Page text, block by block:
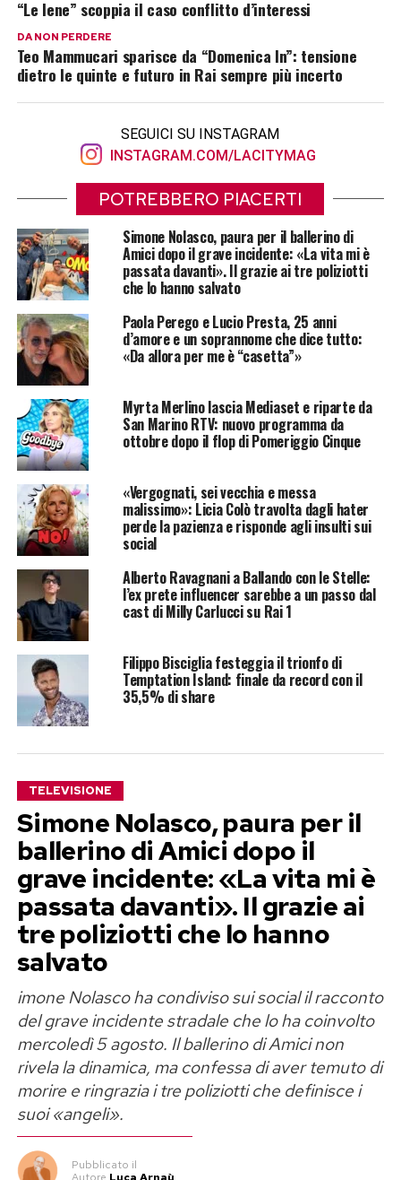
“Le Iene” scoppia il caso conflitto d’interessi
DA NON PERDERE
Teo Mammucari sparisce da “Domenica In”: tensione
dietro le quinte e futuro in Rai sempre più incerto
SEGUICI SU INSTAGRAM
INSTAGRAM.COM/LACITYMAG
POTREBBERO PIACERTI
Simone Nolasco, paura per il ballerino di
Amici dopo il grave incidente: «La vita mi è
passata davanti». Il grazie ai tre poliziotti
che lo hanno salvato
Paola Perego e Lucio Presta, 25 anni
d’amore e un soprannome che dice tutto:
«Da allora per me è “casetta”»
Myrta Merlino lascia Mediaset e riparte da
San Marino RTV: nuovo programma da
ottobre dopo il flop di Pomeriggio Cinque
«Vergognati, sei vecchia e messa
malissimo»: Licia Colò travolta dagli hater
perde la pazienza e risponde agli insulti sui
social
Alberto Ravagnani a Ballando con le Stelle:
l’ex prete influencer sarebbe a un passo dal
cast di Milly Carlucci su Rai 1
Filippo Bisciglia festeggia il trionfo di
Temptation Island: finale da record con il
35,5% di share
TELEVISIONE
Simone Nolasco, paura per il
ballerino di Amici dopo il
grave incidente: «La vita mi è
passata davanti». Il grazie ai
tre poliziotti che lo hanno
salvato
imone Nolasco ha condiviso sui social il racconto
del grave incidente stradale che lo ha coinvolto
mercoledì 5 agosto. Il ballerino di Amici non
rivela la dinamica, ma confessa di aver temuto di
morire e ringrazia i tre poliziotti che definisce i
suoi «angeli».
Pubblicato il